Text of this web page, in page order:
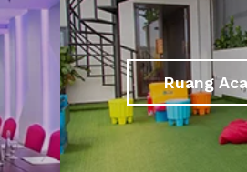
Ruang